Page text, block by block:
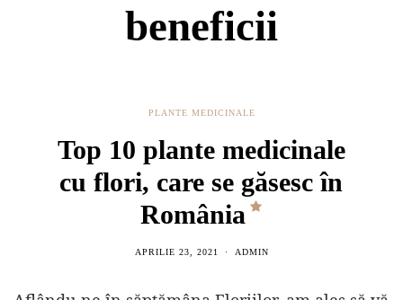
beneficii
PLANTE MEDICINALE
Top 10 plante medicinale
cu flori, care se găsesc în
România
APRILIE 23, 2021 ADMIN